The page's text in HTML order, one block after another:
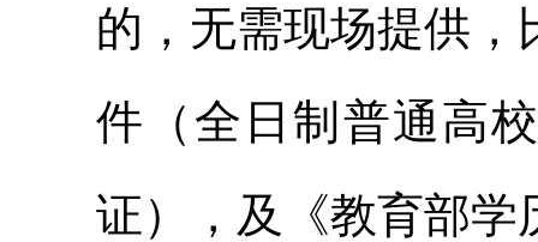
的，无需现场提供
件（全日制普通高
证），及《教育部学